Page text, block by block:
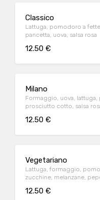
Classico
Lattuga, pomodoro a
pancetta, uova, salsa rosa
12.50 €
Milano
Formaggio, uova,
prosciutto cotto, salsa
12.50 €
Vegetariano
Lattuga, formaggio,
zucchine, melanzane,
12.50 €